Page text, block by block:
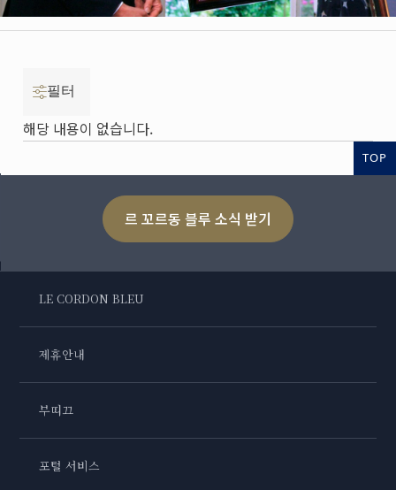
필터
해당 내용이 없습니다.
TOP
르 꼬르동 블루 소식 받기
LE CORDON BLEU
제휴안내
부띠끄
포털 서비스